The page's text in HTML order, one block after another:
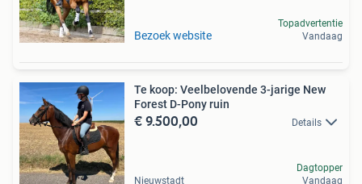
Bezoek website
Topadvertentie
Vandaag
Te koop: Veelbelovende 3-jarige New
Forest D-Pony ruin
€ 9.500,00 Details
Nieuwstadt
Dagtopper
Vandaag